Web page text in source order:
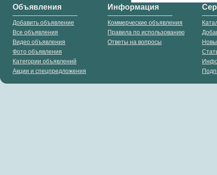
Объявления
Добавить объявление
Все объявления
Видео объявления
Фото объявления
Категории объявлений
Акции и спецпредложения
Информация
Коммерческие объявления
Правила по использованию
Ответы на вопросы